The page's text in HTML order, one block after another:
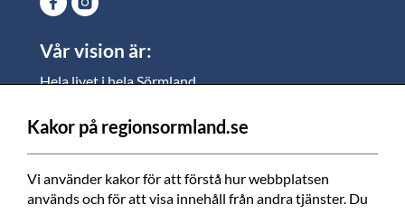
Vår vision är:
Hela livet i hela Sörmland.
vi vill skapa jämlika möjligheter för både
medarbetare och invånare att växa.
Vi är en tillgänglig region som varje dag förbättrar
livskvaliteten för alla som bor och verkar i Sörmland.
Kakor på regionsormland.se
Vi använder kakor för att förstå hur webbplatsen
används och för att visa innehåll från andra tjänster. Du